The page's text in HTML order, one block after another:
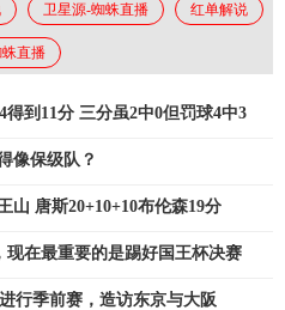
卫星源-蜘蛛直播 红单解说
直播
到11分 三分虽2中0但罚球4中3
像保级队？
山 唐斯20+10+10布伦森19分
在最重要的是踢好国王杯决赛
行季前赛，造访东京与大阪